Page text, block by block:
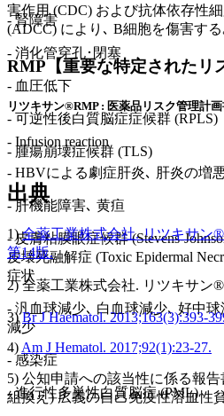
- 腎障害
- 消化管穿孔･閉塞
- 血圧低下
- 可逆性後白質脳症症候群 (RPLS)
- 腫瘍崩壊症候群 (TLS)
出典
1)全薬工業株式会社. リツキサン
第14版.
2) 全薬工業株式会社. リツキサン
3)Br J Haematol. 2013;163(3):393-
4) Am J Hematol. 2017;92(1):23-27.
5) 公知申請への該当性に係る報
組換え) 広義の自己免疫性溶血性
害作用 (CDC) および抗体依存性
(ADCC) により､ B細胞を傷害する
RMP【重要な特定されたリ
リツキサン®RMP : 医薬品リスク管理計
- Infusion reaction
- HBVによる劇症肝炎､ 肝炎の増
- 肝機能障害､ 黄疸
- 皮膚粘膜眼症候群 (Stevens-
皮壊死融解症 (Toxic Epidermal
症状
- 汎血球減少､ 白血球減少､ 好中
減少
- 感染症
- 進行性多巣性白質脳症 (PML)